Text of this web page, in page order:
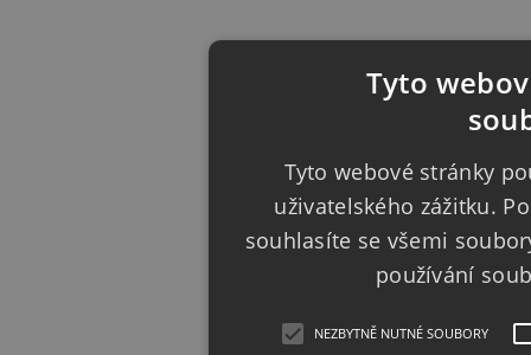
Tyto
Tyto webové stránky
uživatelského zážitku.
souhlasíte se všemi
používání
NEZBYTNĚ NUTNÉ SOUBORY